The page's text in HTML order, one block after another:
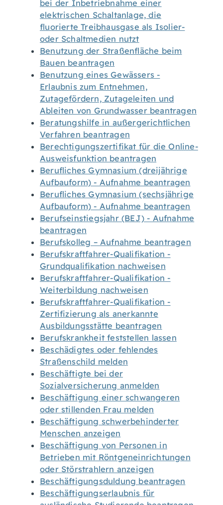
bei der Inbetriebnahme einer
elektrischen Schaltanlage, die
fluorierte Treibhausgase als Isolier-
oder Schaltmedien nutzt
Benutzung der Straßenfläche beim
Bauen beantragen
Benutzung eines Gewässers -
Erlaubnis zum Entnehmen,
Zutagefördern, Zutageleiten und
Ableiten von Grundwasser beantragen
Beratungshilfe in außergerichtlichen
Verfahren beantragen
Berechtigungszertifikat für die Online-
Ausweisfunktion beantragen
Berufliches Gymnasium (dreijährige
Aufbauform) - Aufnahme beantragen
Berufliches Gymnasium (sechsjährige
Aufbauform) - Aufnahme beantragen
Berufseinstiegsjahr (BEJ) - Aufnahme
beantragen
Berufskolleg – Aufnahme beantragen
Berufskraftfahrer-Qualifikation -
Grundqualifikation nachweisen
Berufskraftfahrer-Qualifikation -
Weiterbildung nachweisen
Berufskraftfahrer-Qualifikation -
Zertifizierung als anerkannte
Ausbildungsstätte beantragen
Berufskrankheit feststellen lassen
Beschädigtes oder fehlendes
Straßenschild melden
Beschäftigte bei der
Sozialversicherung anmelden
Beschäftigung einer schwangeren
oder stillenden Frau melden
Beschäftigung schwerbehinderter
Menschen anzeigen
Beschäftigung von Personen in
Betrieben mit Röntgeneinrichtungen
oder Störstrahlern anzeigen
Beschäftigungsduldung beantragen
Beschäftigungserlaubnis für